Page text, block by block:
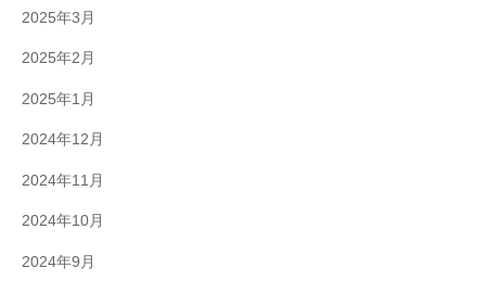
2025年3月
2025年2月
2025年1月
2024年12月
2024年11月
2024年10月
2024年9月